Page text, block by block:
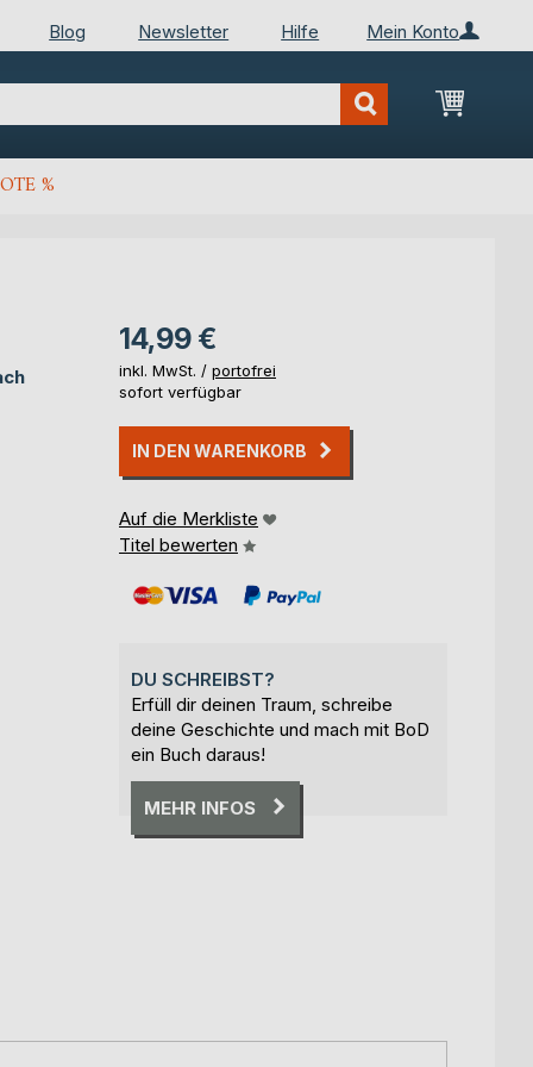
Mein Konto
Blog Newsletter Hilfe
Mein
%
14,99 €
inkl. MwSt. / portofrei
sofort verfügbar
IN DEN WARENKORB
Auf die Merkliste
Titel bewerten
DU SCHREIBST?
Erfüll dir deinen Traum, schreibe
deine Geschichte und mach mit BoD
ein Buch daraus!
MEHR INFOS